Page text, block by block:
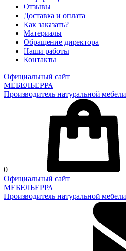
Отзывы
Доставка и оплата
Как заказать?
Материалы
Обращение директора
Наши работы
Контакты
Официальный сайт
МЕБЕЛЬЕРРА
Производитель натуральной мебели
0
Официальный сайт
МЕБЕЛЬЕРРА
Производитель натуральной мебели